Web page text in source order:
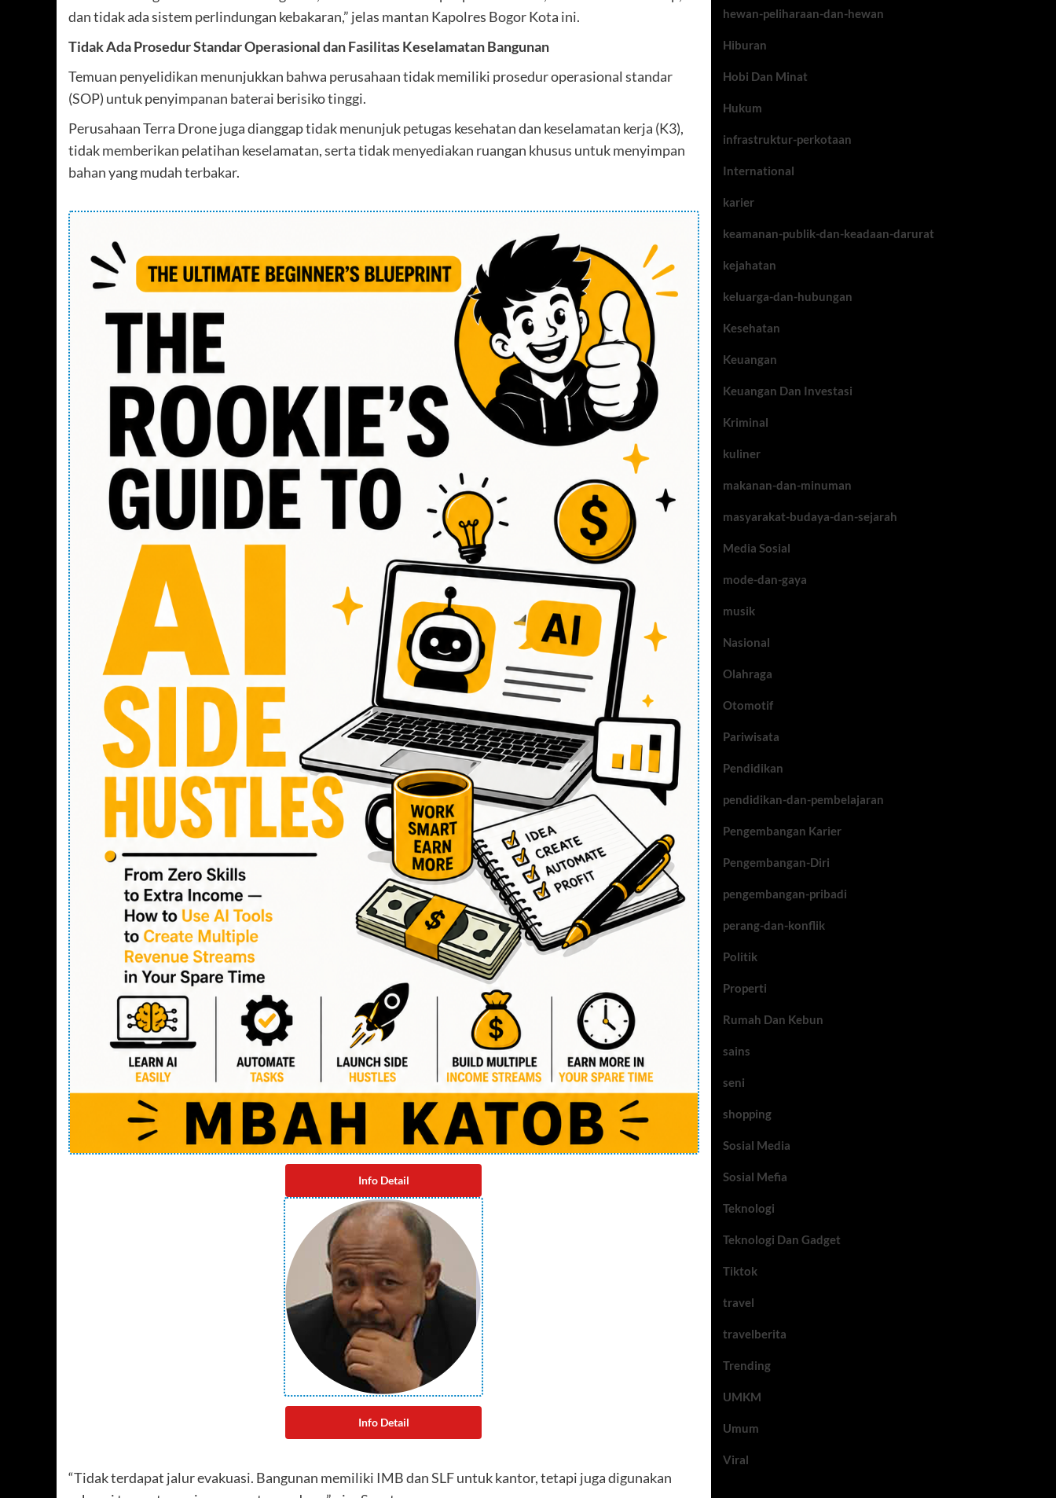
dan tidak ada sistem perlindungan kebakaran,” jelas mantan Kapolres Bogor Kota ini.
Tidak Ada Prosedur Standar Operasional dan Fasilitas Keselamatan Bangunan
Temuan penyelidikan menunjukkan bahwa perusahaan tidak memiliki prosedur operasional standar
(SOP) untuk penyimpanan baterai berisiko tinggi.
Perusahaan Terra Drone juga dianggap tidak menunjuk petugas kesehatan dan keselamatan kerja (K3),
tidak memberikan pelatihan keselamatan, serta tidak menyediakan ruangan khusus untuk menyimpan
bahan yang mudah terbakar.
Info Detail
Info Detail
“Tidak terdapat jalur evakuasi. Bangunan memiliki IMB dan SLF untuk kantor, tetapi juga digunakan
hewan-peliharaan-dan-hewan
Hiburan
Hobi Dan Minat
Hukum
infrastruktur-perkotaan
International
karier
keamanan-publik-dan-keadaan-darurat
kejahatan
keluarga-dan-hubungan
Kesehatan
Keuangan
Keuangan Dan Investasi
Kriminal
kuliner
makanan-dan-minuman
masyarakat-budaya-dan-sejarah
Media Sosial
mode-dan-gaya
musik
Nasional
Olahraga
Otomotif
Pariwisata
Pendidikan
pendidikan-dan-pembelajaran
Pengembangan Karier
Pengembangan-Diri
pengembangan-pribadi
perang-dan-konflik
Politik
Properti
Rumah Dan Kebun
sains
seni
shopping
Sosial Media
Sosial Mefia
Teknologi
Teknologi Dan Gadget
Tiktok
travel
travelberita
Trending
UMKM
Umum
Viral